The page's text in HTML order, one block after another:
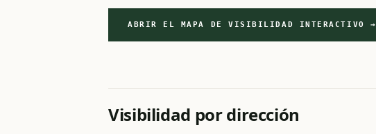
ABRIR EL MAPA DE VISIBILIDAD INTERACTIVO →
Visibilidad por dirección